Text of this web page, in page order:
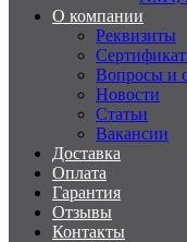
О компании
Реквизиты
Вопросы и
Новости
Статьи
Вакансии
Доставка
Оплата
Гарантия
Отзывы
Контакты